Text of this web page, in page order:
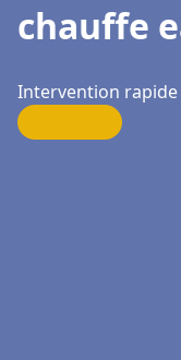
chauffe
Intervention rapide